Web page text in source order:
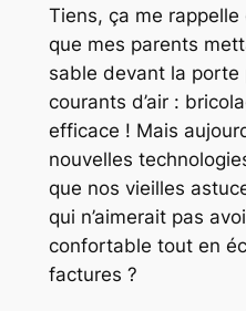
Tiens, ça me rappelle
que mes parents
sable devant la porte
courants d’air :
efficace ! Mais
nouvelles
que nos vieilles
qui n’aimerait pas
confortable tout en
factures ?